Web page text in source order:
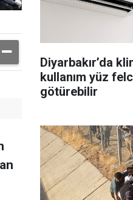
Diyarbakır’da
kullanım yüz
götürebilir